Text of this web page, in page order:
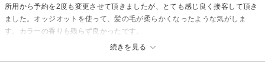
続きを見る
所用から予約を2度も変更させて頂きましたが、とても感じ良く接客して頂き
ました。オッジオットを使って、髪の毛が柔らかくなったような気がしま
す。カラーの香りも残らず良かったです。
また行きたいなと思わせてくれる美容院でした。